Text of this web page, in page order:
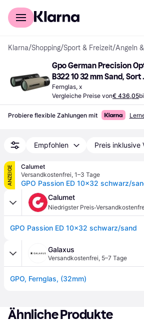
Für Shopper
Klarna/Shopping/Sport & Freizeit/Angeln
Gpo German Precision
B322 10 32 mm Sand, Sort
4260527410386
Fernglas, x
Vergleiche Preise von€ 436,05
Probiere flexible Zahlungen mit
Empfohlen Preis inklusive
ANZEIGE
Calumet
Versandkostenfrei, 1–3 Tage
GPO Passion ED 10x32 schwarz/
Calumet
Niedrigster Preis·
GPO Passion ED 10x32 schwarz/sand
Galaxus
Versandkostenfrei, 5–7 Tage
GPO, Fernglas, (32mm)
Ähnliche Produkte